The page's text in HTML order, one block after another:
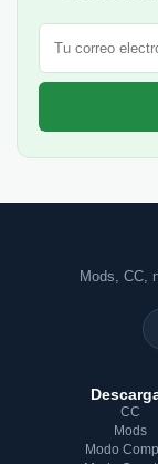
Correo
Mods, CC,
CC
Mods
Modo